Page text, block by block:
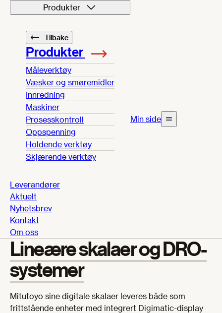
Produkter
Tilbake
Produkter
Måleverktøy
Væsker og smøremidler
Innredning
Maskiner
Prosesskontroll
Oppspenning
Holdende verktøy
Skjærende verktøy
Leverandører
Aktuelt
Nyhetsbrev
Kontakt
Om oss
Min side
Lineære skalaer og DRO-
systemer
Mitutoyo sine digitale skalaer leveres både som
frittstående enheter med integrert Digimatic-display